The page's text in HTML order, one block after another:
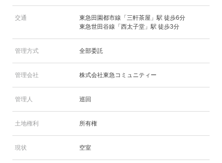
交通
東急田園都市線「三軒茶屋」駅 徒歩6分
東急世田谷線「西太子堂」駅 徒歩3分
管理方式 全部委託
管理会社 株式会社東急コミュニティー
管理人 巡回
土地権利 所有権
現状 空室